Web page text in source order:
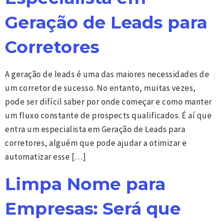
Geração de Leads para
Corretores
A geração de leads é uma das maiores necessidades de
um corretor de sucesso. No entanto, muitas vezes,
pode ser difícil saber por onde começar e como manter
um fluxo constante de prospects qualificados. É aí que
entra um especialista em Geração de Leads para
corretores, alguém que pode ajudar a otimizar e
automatizar esse […]
Limpa Nome para
Empresas: Será que